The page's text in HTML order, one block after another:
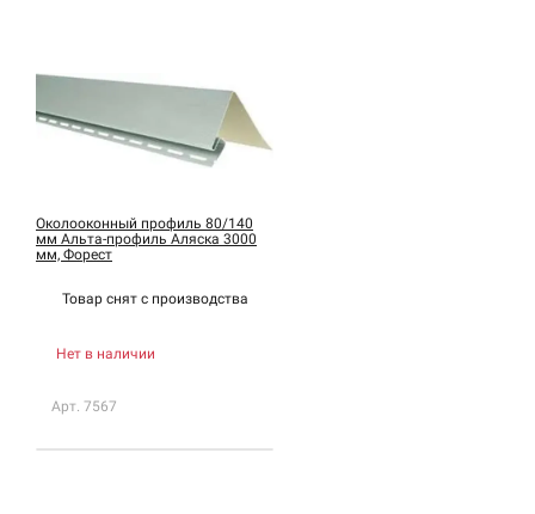
Околооконный профиль 80/140
мм Альта-профиль Аляска 3000
мм, Форест
Товар снят с производства
Нет в наличии
Арт. 7567